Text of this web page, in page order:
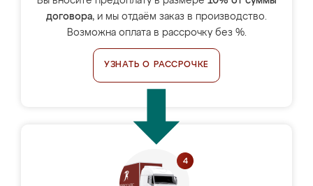
договора, и мы отдаём заказ в производство.
Возможна оплата в рассрочку без %.
УЗНАТЬ О РАССРОЧКЕ